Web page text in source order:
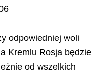
odpowiedniej woli
Kremlu Rosja będzie
od wszelkich